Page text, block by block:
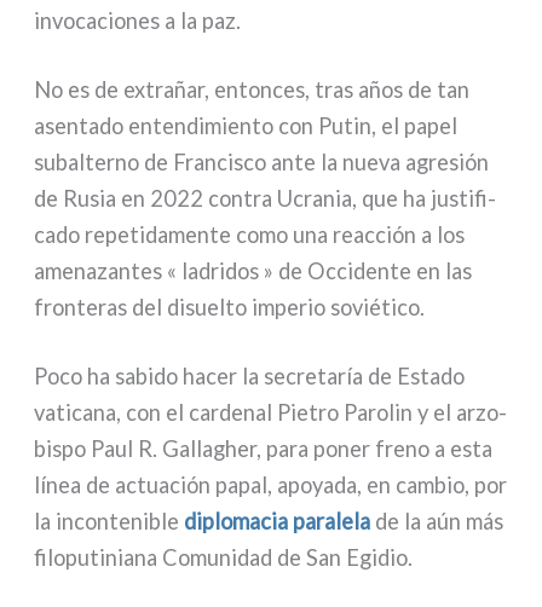
invo­ca­cio­nes a la paz.
No es de extrañar, enton­ces, tras años de tan
asen­ta­do enten­di­mien­to con Putin, el papel
subal­ter­no de Francisco ante la nue­va agre­sión
de Rusia en 2022 con­tra Ucrania, que ha justi­fi­
ca­do repe­ti­da­men­te como una reac­ción a los
ame­na­zan­tes « ladri­dos » de Occidente en las
fron­te­ras del disuel­to impe­rio sovié­ti­co.
Poco ha sabi­do hacer la secre­ta­ría de Estado
vati­ca­na, con el car­de­nal Pietro Parolin y el arzo­
bi­spo Paul R. Gallagher, para poner fre­no a esta
línea de actua­ción papal, apoya­da, en cam­bio, por
la incon­te­ni­ble diplo­ma­cia para­le­la de la aún más
filo­pu­ti­nia­na Comunidad de San Egidio.